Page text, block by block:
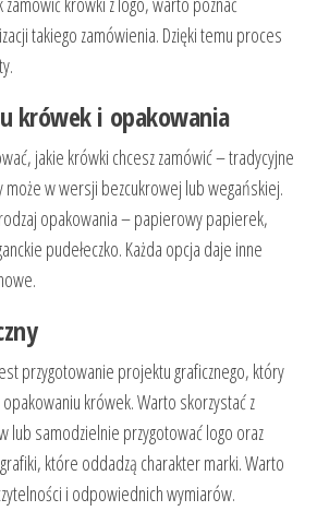
takiego zamówienia. Dzięki temu proces
krówek i opakowania
jakie krówki chcesz zamówić – tradycyjne
może w wersji bezcukrowej lub wegańskiej.
opakowania – papierowy papierek,
pudełeczko. Każda opcja daje inne
przygotowanie projektu graficznego, który
krówek. Warto skorzystać z
samodzielnie przygotować logo oraz
które oddadzą charakter marki. Warto
i odpowiednich wymiarów.